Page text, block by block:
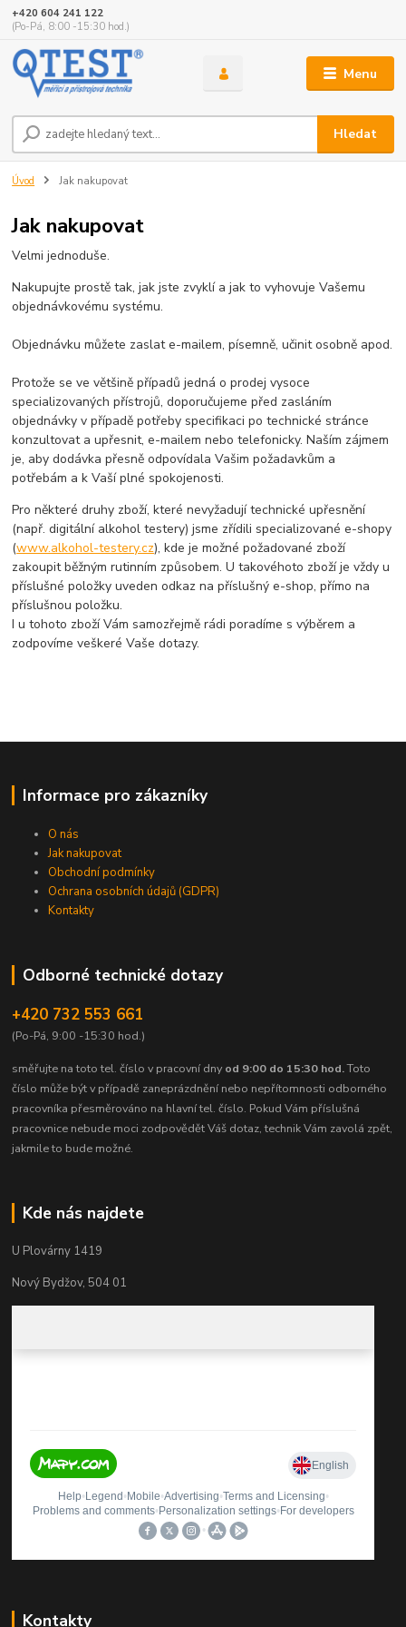
Menu
Hledat
+420 604 241 122
(Po-Pá, 8:00 -15:30 hod.)
Úvod Jak nakupovat
Jak nakupovat
Velmi jednoduše.
Nakupujte prostě tak, jak jste zvyklí a jak to vyhovuje Vašemu
objednávkovému systému.
Objednávku můžete zaslat e-mailem, písemně, učinit osobně apod.
Protože se ve většině případů jedná o prodej vysoce
specializovaných přístrojů, doporučujeme před zasláním
objednávky v případě potřeby specifikaci po technické stránce
konzultovat a upřesnit, e-mailem nebo telefonicky. Naším zájmem
je, aby dodávka přesně odpovídala Vašim požadavkům a
potřebám a k Vaší plné spokojenosti.
Pro některé druhy zboží, které nevyžadují technické upřesnění
(např. digitální alkohol testery) jsme zřídili specializované e-shopy
(www.alkohol-testery.cz), kde je možné požadované zboží
zakoupit běžným rutinním způsobem. U takovéhoto zboží je vždy u
příslušné položky uveden odkaz na příslušný e-shop, přímo na
příslušnou položku.
I u tohoto zboží Vám samozřejmě rádi poradíme s výběrem a
zodpovíme veškeré Vaše dotazy.
Informace pro zákazníky
O nás
Jak nakupovat
Obchodní podmínky
Ochrana osobních údajů (GDPR)
Kontakty
Odborné technické dotazy
+420 732 553 661
(Po-Pá, 9:00 -15:30 hod.)
směřujte na toto tel. číslo v pracovní dny od 9:00 do 15:30 hod.Toto
číslo může být v případě zaneprázdnění nebo nepřítomnosti odborného
pracovníka přesměrováno na hlavní tel. číslo. Pokud Vám příslušná
pracovnice nebude moci zodpovědět Váš dotaz, technik Vám zavolá zpět,
jakmile to bude možné.
Kde nás najdete
U Plovárny 1419
Nový Bydžov, 504 01
Kontakty